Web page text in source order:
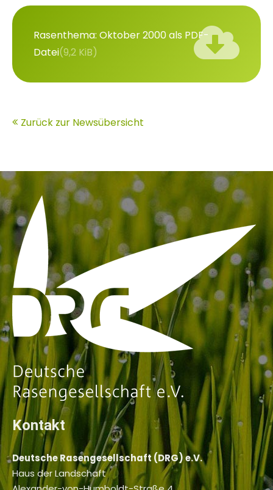
Rasenthema: Oktober 2000 als PDF-
Datei(9,2 KiB)
Zurück zur Newsübersicht
Kontakt
Deutsche Rasengesellschaft (DRG) e.V.
Haus der Landschaft